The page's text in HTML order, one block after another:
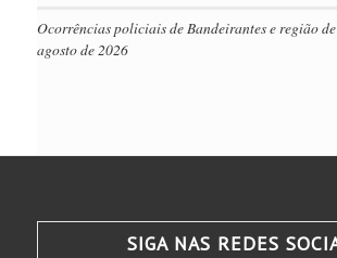
Ocorrências policiais de Bandeirantes e região
agosto de 2026
SIGA NAS REDES